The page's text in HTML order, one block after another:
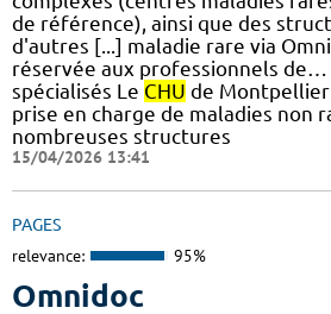
de référence), ainsi que des
d'autres [...] maladie rare via
réservée aux professionnels
spécialisés Le CHU de
prise en charge de maladies non
nombreuses structures
15/04/2026 13:41
PAGES
relevance: 95%
Omnidoc